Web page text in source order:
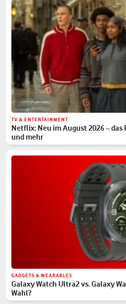
TV & ENTERTAINMENT
Netflix: Neu im August 2026 –
und mehr
GADGETS & WEARABLES
Galaxy Watch Ultra2 vs. Galaxy
Wahl?